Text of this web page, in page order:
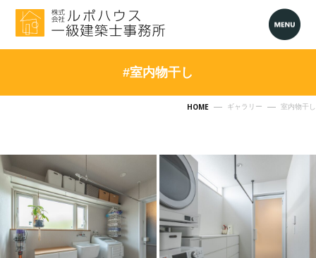
HOME ギャラリー 室内物干し
#室内物干し